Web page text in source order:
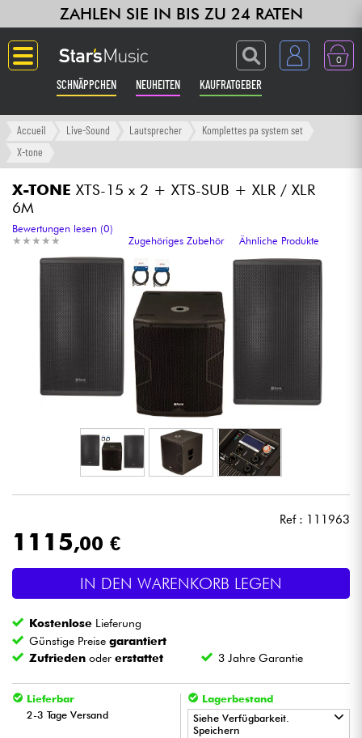
ZAHLEN SIE IN BIS ZU 24 RATEN
0
SCHNÄPPCHEN NEUHEITEN KAUFRATGEBER
Langue
Klaviere & Piano
Synths & samplers
Studio
Kopfhörer
Licht
Drums
Blasinstrumente
Kinder
Accueil Live-Sound Lautsprecher
Komplettes pa system set
X-tone
X-TONE XTS-15 x 2 + XTS-SUB + XLR / XLR
6M
★ ★ ★ ★ ★
★ ★ ★ ★ ★
Bewertungen lesen (0)
Zugehöriges Zubehör
Ähnliche Produkte
Ref : 111963
1115,00 €
IN DEN WARENKORB LEGEN
Kostenlose Lieferung
Günstige Preisegarantiert
Zufrieden odererstattet 3 Jahre Garantie
Lieferbar
2-3 Tage Versand
Lagerbestand
Siehe Verfügbarkeit.
Speichern